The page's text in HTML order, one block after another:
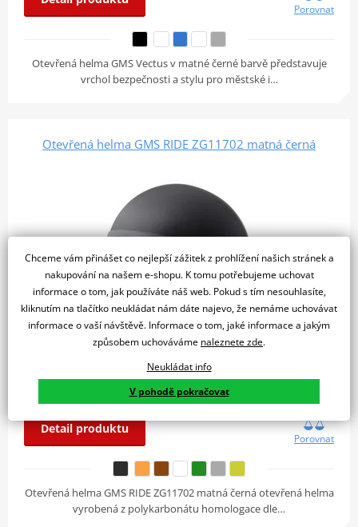
Porovnat
Otevřená helma GMS Vectus v matné černé barvě představuje
vrchol bezpečnosti a stylu pro městské i…
Otevřená helma GMS RIDE ZG11702 matná černá
Skladem
Detail produktu
Porovnat
Otevřená helma GMS RIDE ZG11702 matná černá otevřená helma
vyrobená z polykarbonátu homologace dle…
Chceme vám přinášet co nejlepší zážitek z prohlížení našich stránek a
nakupování na našem e-shopu. K tomu potřebujeme uchovat
informace o tom, jak používáte náš web. Pokud s tím nesouhlasíte,
kliknutím na tlačítko neukládat nám dáte najevo, že nemáme uchovávat
informace o vaší návštěvě. Informace o tom, jaké informace a jakým
způsobem uchováváme naleznete zde.
Neukládat info
V pohodě pokračovat